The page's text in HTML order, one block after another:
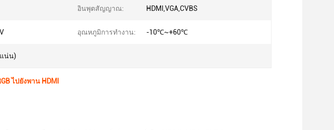
อินพุตสัญญาณ: HDMI,VGA,CVBS
อุณหภูมิการทํางาน: -10℃~+60℃
น่น)
ไปยังพาน HDMI